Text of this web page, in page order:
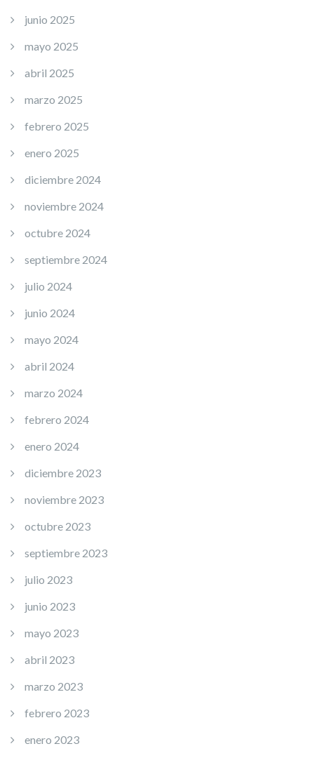
junio 2025
mayo 2025
abril 2025
marzo 2025
febrero 2025
enero 2025
diciembre 2024
noviembre 2024
octubre 2024
septiembre 2024
julio 2024
junio 2024
mayo 2024
abril 2024
marzo 2024
febrero 2024
enero 2024
diciembre 2023
noviembre 2023
octubre 2023
septiembre 2023
julio 2023
junio 2023
mayo 2023
abril 2023
marzo 2023
febrero 2023
enero 2023